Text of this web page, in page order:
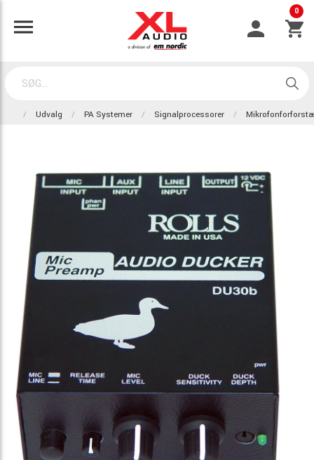
0
Udvalg PA Systemer Signalprocessorer